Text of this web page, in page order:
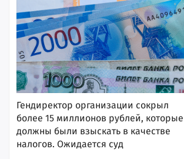
Гендиректор организации сокрыл
более 15 миллионов рублей, которые
должны были взыскать в качестве
налогов. Ожидается суд